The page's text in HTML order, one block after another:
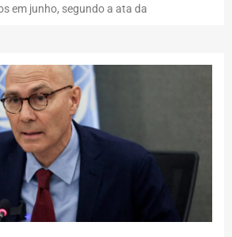
em junho, segundo a ata da